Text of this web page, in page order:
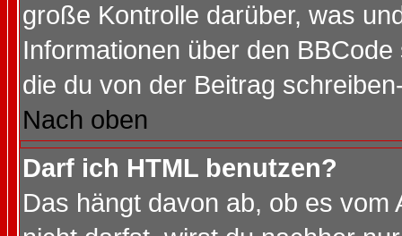
große Kontrolle darüber, was
Informationen über den
die du von der Beitrag
Nach oben
Darf ich HTML benutzen?
Das hängt davon ab, ob es